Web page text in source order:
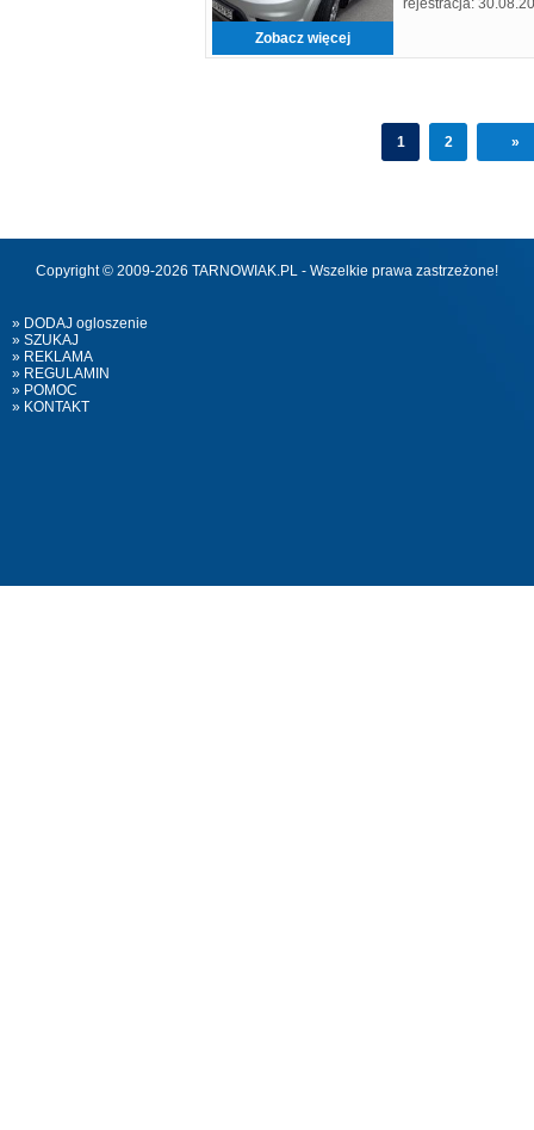
Zobacz więcej
1 2 »
Copyright © 2009-2026 TARNOWIAK.PL - Wszelkie prawa zastrzeżone!
» DODAJ ogloszenie
» SZUKAJ
» REKLAMA
» REGULAMIN
» POMOC
» KONTAKT